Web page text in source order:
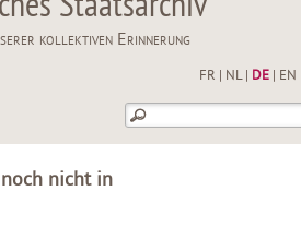
kollektiven Erinnerung
FR NL| DE| EN
nicht in